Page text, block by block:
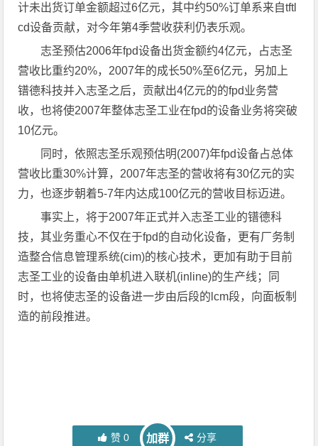
计未出货订单金额超过6亿元，其中约50%订单系来自tftl
cd设备贡献，对今年第4季营收获利仍表乐观。
志圣预估2006年fpd设备出货金额约4亿元，占志圣
营收比重约20%，2007年的成长50%至6亿元，另加上
镨德科技并入志圣之后，贡献出4亿元的的fpd业务营
收，也将使2007年整体志圣工业在fpd的设备业务将突破
10亿元。
同时，依照志圣乐观预估明(2007)年fpd设备占总体
营收比重30%计算，2007年志圣的营收将有30亿元的实
力，也逐步朝着5-7年内达成100亿元的营收目标迈进。
事实上，将于2007年正式并入志圣工业的镨德科
技，其业务重心不仅在于fpd的自动化设备，更有厂务制
造整合信息管理系统(cim)的核心技术，更加有助于目前
志圣工业的设备由单机进入联机(inline)的生产线；同
时，也将使志圣的设备进一步由后段的lcm段，向面板制
造的前段推进。
赞 0 加群 分享